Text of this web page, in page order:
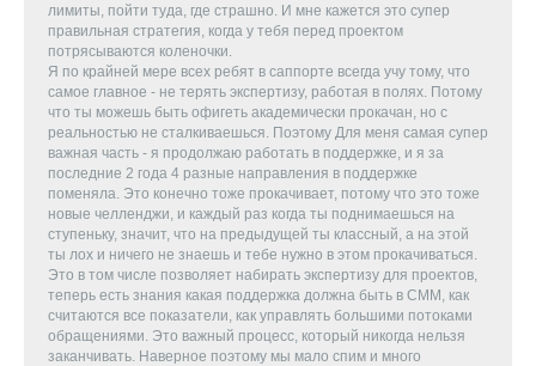
лимиты, пойти туда, где страшно. И мне кажется это супер
правильная стратегия, когда у тебя перед проектом
потрясываются коленочки.
Я по крайней мере всех ребят в саппорте всегда учу тому, что
самое главное - не терять экспертизу, работая в полях. Потому
что ты можешь быть офигеть академически прокачан, но с
реальностью не сталкиваешься. Поэтому Для меня самая супер
важная часть - я продолжаю работать в поддержке, и я за
последние 2 года 4 разные направления в поддержке
поменяла. Это конечно тоже прокачивает, потому что это тоже
новые челленджи, и каждый раз когда ты поднимаешься на
ступеньку, значит, что на предыдущей ты классный, а на этой
ты лох и ничего не знаешь и тебе нужно в этом прокачиваться.
Это в том числе позволяет набирать экспертизу для проектов,
теперь есть знания какая поддержка должна быть в СММ, как
считаются все показатели, как управлять большими потоками
обращениями. Это важный процесс, который никогда нельзя
заканчивать. Наверное поэтому мы мало спим и много